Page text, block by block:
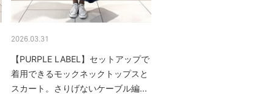
2026.03.31
【PURPLE LABEL】セットアップで
着用できるモックネックトップスと
スカート。さりげないケーブル編...